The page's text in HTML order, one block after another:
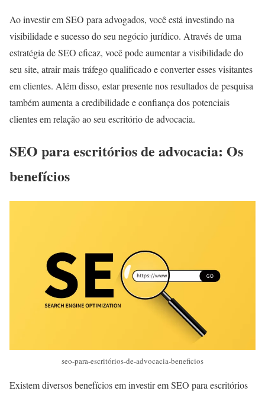
Ao investir em SEO para advogados, você está investindo na
visibilidade e sucesso do seu negócio jurídico. Através de uma
estratégia de SEO eficaz, você pode aumentar a visibilidade do
seu site, atrair mais tráfego qualificado e converter esses visitantes
em clientes. Além disso, estar presente nos resultados de pesquisa
também aumenta a credibilidade e confiança dos potenciais
clientes em relação ao seu escritório de advocacia.
SEO para escritórios de advocacia: Os
benefícios
seo-para-escritórios-de-advocacia-beneficios
Existem diversos benefícios em investir em SEO para escritórios